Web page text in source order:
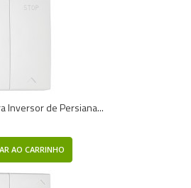
Inversor de Persiana...
AO CARRINHO